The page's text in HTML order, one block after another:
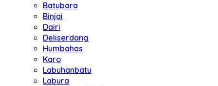
Batubara
Binjai
Dairi
Deliserdang
Humbahas
Karo
Labuhanbatu
Labura